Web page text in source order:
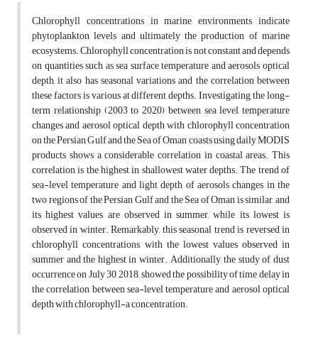
Chlorophyll concentrations in marine environments indicate
phytoplankton levels and ultimately the production of marine
ecosystems. Chlorophyll concentration is not constant and depends
on quantities such as sea surface temperature and aerosols optical
depth, it also has seasonal variations and the correlation between
these factors is various at different depths. Investigating the long-
term relationship (2003 to 2020) between sea level temperature
changes and aerosol optical depth with chlorophyll concentration
on the Persian Gulf and the Sea of Oman coasts using daily MODIS
products shows a considerable correlation in coastal areas. This
correlation is the highest in shallowest water depths. The trend of
sea-level temperature and light depth of aerosols changes in the
two regions of the Persian Gulf and the Sea of Oman is similar, and
its highest values are observed in summer, while its lowest is
observed in winter. Remarkably, this seasonal trend is reversed in
chlorophyll concentrations, with the lowest values observed in
summer and the highest in winter. Additionally, the study of dust
occurrence on July 30, 2018, showed the possibility of time delay in
the correlation between sea-level temperature and aerosol optical
depth with chlorophyll-a concentration.